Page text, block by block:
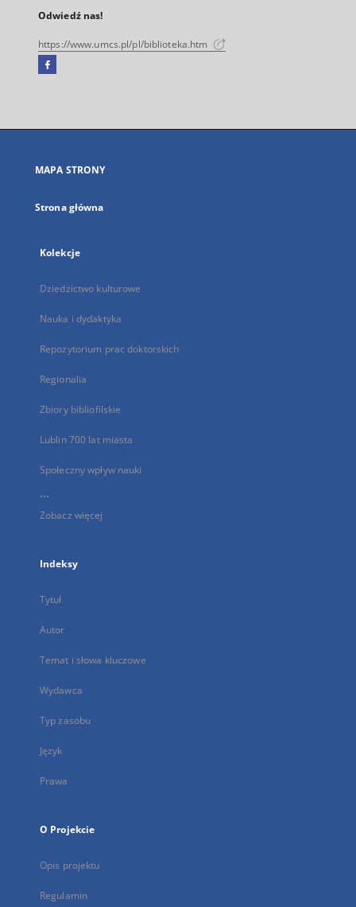
Odwiedź nas!
https://www.umcs.pl/pl/biblioteka.htm
Facebook
się
karcie
MAPA STRONY
Strona główna
Kolekcje
Dziedzictwo kulturowe
Nauka i dydaktyka
Repozytorium prac doktorskich
Regionalia
Zbiory bibliofilskie
Lublin 700 lat miasta
Społeczny wpływ nauki
...
Zobacz więcej
Indeksy
Tytuł
Autor
Temat i słowa kluczowe
Wydawca
Typ zasobu
Język
Prawa
O Projekcie
Opis projektu
Regulamin